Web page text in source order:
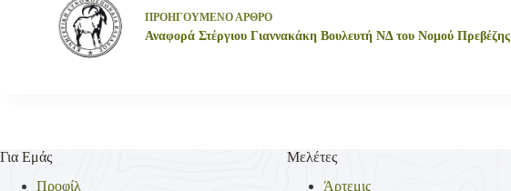
ΠΡΟΗΓΟΥΜΕΝΟΑΡΘΡΟ
Αναφορά Στέργιου Γιαννακάκη Βουλευτή ΝΔ του Νομού Πρεβέζης
Για Εμάς
Προφίλ
Μελέτες
Άρτεμις